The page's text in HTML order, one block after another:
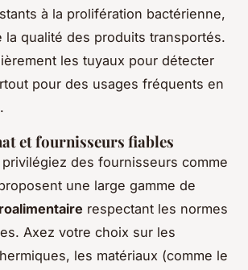
à la prolifération bactérienne,
la qualité des produits transportés.
les tuyaux pour détecter
pour des usages fréquents en
et fournisseurs fiables
privilégiez des fournisseurs comme
une large gamme de
respectant les normes
Axez votre choix sur les
les matériaux (comme le